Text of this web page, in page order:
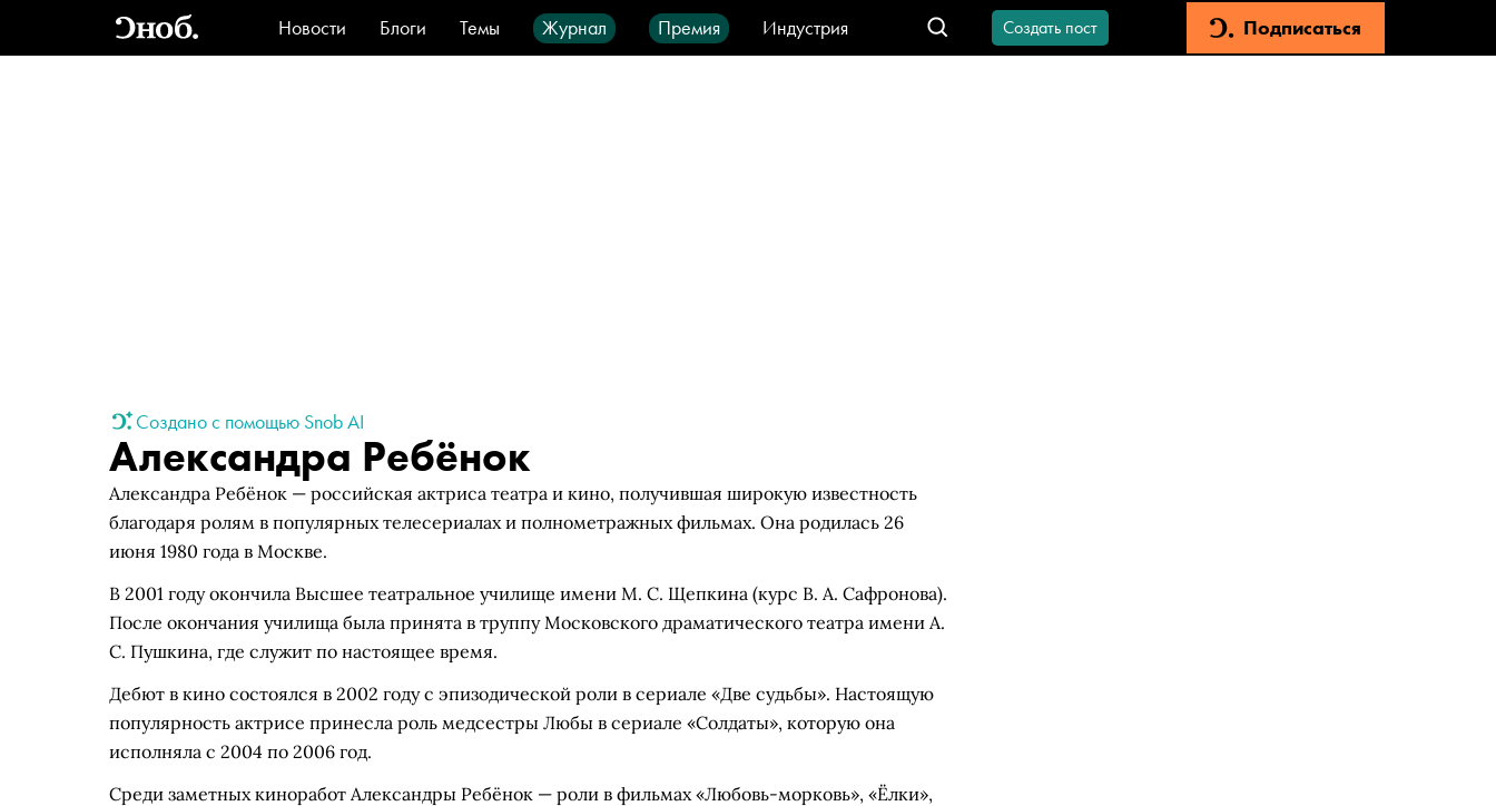
Новости Блоги Темы Журнал Премия
Индустрия
Стиль
Видео Город IT-продукты
Создать пост Подписаться
Создано с помощью Snob AI
Александра Ребёнок
Александра Ребёнок — российская актриса театра и кино, получившая широкую известность
благодаря ролям в популярных телесериалах и полнометражных фильмах. Она родилась 26
июня 1980 года в Москве.
В 2001 году окончила Высшее театральное училище имени М. С. Щепкина (курс В. А. Сафронова).
После окончания училища была принята в труппу Московского драматического театра имени А.
С. Пушкина, где служит по настоящее время.
Дебют в кино состоялся в 2002 году с эпизодической роли в сериале «Две судьбы». Настоящую
популярность актрисе принесла роль медсестры Любы в сериале «Солдаты», которую она
исполняла с 2004 по 2006 год.
Среди заметных киноработ Александры Ребёнок — роли в фильмах «Любовь-морковь», «Ёлки»,